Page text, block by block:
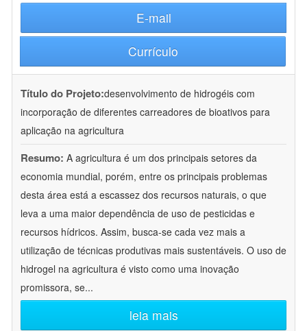
E-mail
Currículo
Título do Projeto:desenvolvimento de hidrogéis com
incorporação de diferentes carreadores de bioativos para
aplicação na agricultura
Resumo: A agricultura é um dos principais setores da
economia mundial, porém, entre os principais problemas
desta área está a escassez dos recursos naturais, o que
leva a uma maior dependência de uso de pesticidas e
recursos hídricos. Assim, busca-se cada vez mais a
utilização de técnicas produtivas mais sustentáveis. O uso de
hidrogel na agricultura é visto como uma inovação
promissora, se...
leia mais